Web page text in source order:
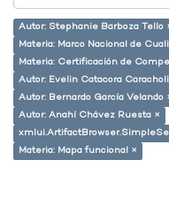
Autor: Stephanie Barboza Tello
Materia: Marco Nacional de
Materia: Certificación de
Autor: Evelin Catacora
Autor: Bernardo García Velando
Autor: Anahí Chávez Ruesta ×
Materia: Mapa funcional ×